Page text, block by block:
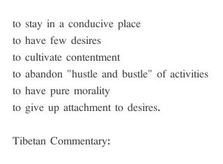
to stay in a conducive place
to have few desires
to cultivate contentment
to abandon "hustle and bustle" of activities
to have pure morality
to give up attachment to desires.
Tibetan Commentary: